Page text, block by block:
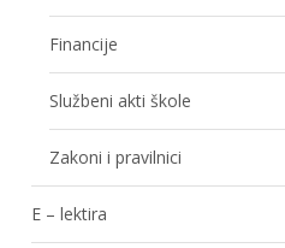
Financije
Službeni akti škole
Zakoni i pravilnici
E – lektira